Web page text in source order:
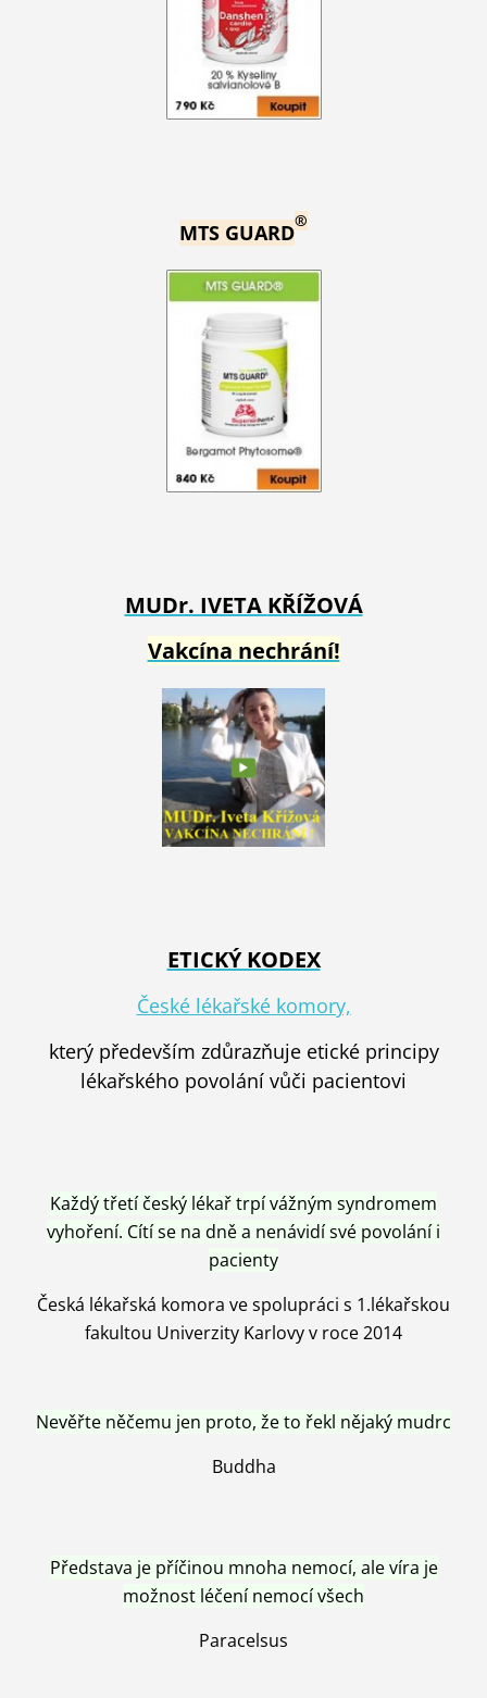
MTS GUARD®
MUDr. IVETA KŘÍŽOVÁ
Vakcína nechrání!
ETICKÝ KODEX
České lékařské komory,
který především zdůrazňuje etické principy
lékařského povolání vůči pacientovi
Každý třetí český lékař trpí vážným syndromem
vyhoření. Cítí se na dně a nenávidí své povolání i
pacienty
Česká lékařská komora ve spolupráci s 1.lékařskou
fakultou Univerzity Karlovy v roce 2014
Nevěřte něčemu jen proto, že to řekl nějaký mudrc
Buddha
Představa je příčinou mnoha nemocí, ale víra je
možnost léčení nemocí všech
Paracelsus